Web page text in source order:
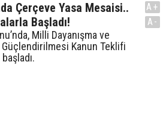
Çerçeve Yasa Mesaisi..
Başladı!
Milli Dayanışma ve
Kanun Teklifi
A+
A-